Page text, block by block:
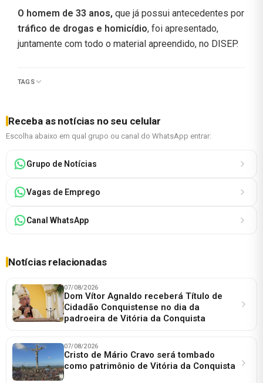
O homem de 33 anos, que já possui antecedentes por
tráfico de drogas e homicídio, foi apresentado,
juntamente com todo o material apreendido, no DISEP.
TAGS
Receba as notícias no seu celular
Escolha abaixo em qual grupo ou canal do WhatsApp entrar:
Grupo de Notícias
Vagas de Emprego
Canal WhatsApp
Notícias relacionadas
07/08/2026
Dom Vítor Agnaldo receberá Título de
Cidadão Conquistense no dia da
padroeira de Vitória da Conquista
07/08/2026
Cristo de Mário Cravo será tombado
como patrimônio de Vitória da Conquista